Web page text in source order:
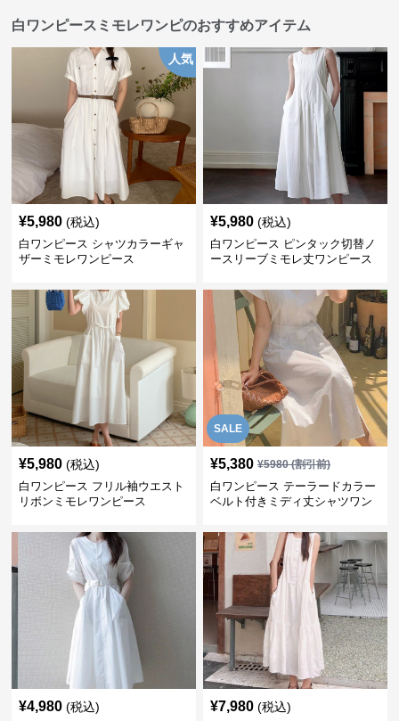
白ワンピースミモレワンピのおすすめアイテム
人気
¥5,980 (税込)
白ワンピース シャツカラーギャ
ザーミモレワンピース
¥5,980 (税込)
白ワンピース ピンタック切替ノ
ースリーブミモレ丈ワンピース
¥5,980 (税込)
白ワンピース フリル袖ウエスト
リボンミモレワンピース
SALE
¥5,380 ¥5980(割引前)
白ワンピース テーラードカラー
ベルト付きミディ丈シャツワン
¥4,980 (税込) ¥7,980 (税込)